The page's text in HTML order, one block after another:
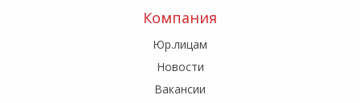
Компания
Юр.лицам
Новости
Вакансии